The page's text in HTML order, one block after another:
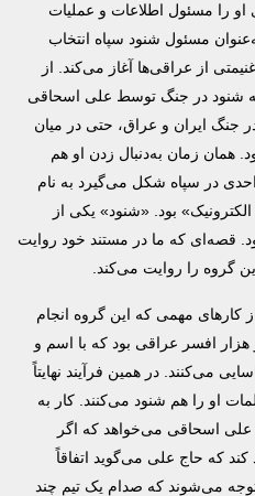
را مسئول اطلاعات و عملیات
مسئول شنود سپاه انتخاب
از عراقی‌ها آغاز می‌کند. از
شنود در جنگ توسط علی اسحاقی
جنگ ایران و عراق، حتی در میان
همان زمان به‌دنبال زدن او هم
در سپاه شکل می‌گیرد به نام
بود. «شنود» یکی از
قصه‌ای که ما در مستند خود روایت
گروه را روایت می‌کند.
کارهای مهمی که این گروه انجام
افسر عراقی بود که با اسم و
می‌کنند. در همین فرآیند نهایتاً
او را هم شنود می‌کنند. کار به
اسحاقی می‌خواهد که اگر
که حاج علی می‌گوید اتفاقاً
می‌شوند که صدام یک تیم چند